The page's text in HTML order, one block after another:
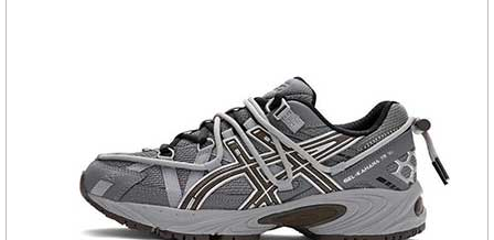
با این وجود، کفش‌های تقلبی بسیار زیادی از برند اسیکس در
بازار به چشم می‌خورد و این موضوع سبب شده است تا
مشتریان نیاز به بررسی‌های بیشتری پیش از خرید این محصول
داشته باشند. در این مطلب می‌خواهیم شما را با نکات مهم